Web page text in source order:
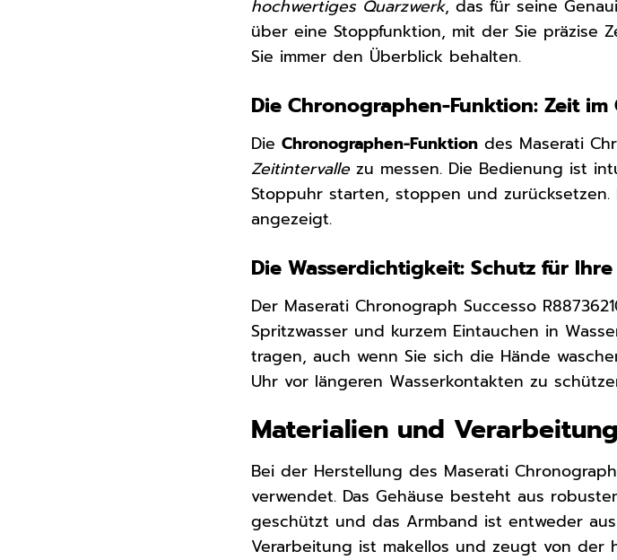
hochwertiges Quarzwerk, das für seine
über eine Stoppfunktion, mit der Sie präzise
Sie immer den Überblick behalten.
Die Chronographen-Funktion: Zeit im
DieChronographen-Funktion des Maserati
Zeitintervallezu messen. Die Bedienung ist
Stoppuhr starten, stoppen und
angezeigt.
Die Wasserdichtigkeit: Schutz für
Der Maserati Chronograph Successo
Spritzwasser und kurzem Eintauchen in
tragen, auch wenn Sie sich die Hände
Uhr vor längeren Wasserkontakten zu
Materialien und
Bei der Herstellung des Maserati
verwendet. Das Gehäuse besteht aus
geschützt und das Armband ist entweder
Verarbeitung ist makellos und zeugt von der